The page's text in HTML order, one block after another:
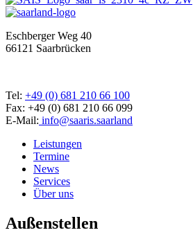
Eschberger Weg 40
66121 Saarbrücken
Tel: +49 (0) 681 210 66 100
Fax: +49 (0) 681 210 66 099
E-Mail: info@saaris.saarland
Leistungen
Termine
News
Services
Über uns
Außenstellen